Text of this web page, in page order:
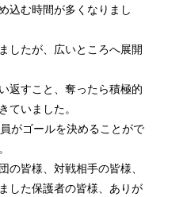
込む時間が多くなりまし
したが、広いところへ展開
返すこと、奪ったら積極的
ていました。
がゴールを決めることがで
の皆様、対戦相手の皆様、
した保護者の皆様、ありが